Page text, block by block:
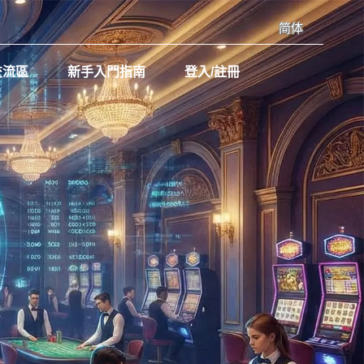
區 新手入門指南 登入/註冊
简体